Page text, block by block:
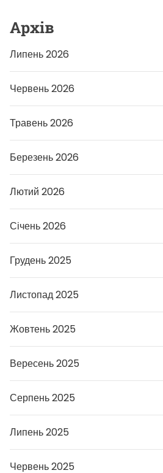
Архів
Липень 2026
Червень 2026
Травень 2026
Березень 2026
Лютий 2026
Січень 2026
Грудень 2025
Листопад 2025
Жовтень 2025
Вересень 2025
Серпень 2025
Липень 2025
Червень 2025